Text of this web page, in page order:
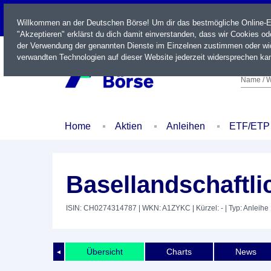
LIVE
Name /
Home Aktien Anleihen ETF/ETP
ISIN: CH0274314787 | WKN: A1ZYKC | Kürzel: - | Typ: Anleihe
◄ Übersicht Charts News
Willkommen an der Deutschen Börse! Um dir das bestmögliche
"Akzeptieren" erklärst du dich damit einverstanden, dass wir Cookies
der Verwendung der genannten Dienste im Einzelnen zustimmen oder
verwandten Technologien auf dieser Website jederzeit widersprechen